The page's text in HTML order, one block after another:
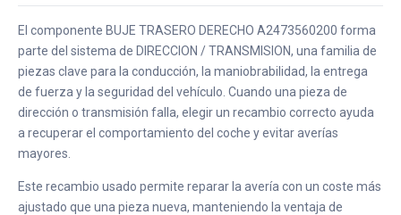
El componente BUJE TRASERO DERECHO A2473560200 forma
parte del sistema de DIRECCION / TRANSMISION, una familia de
piezas clave para la conducción, la maniobrabilidad, la entrega
de fuerza y la seguridad del vehículo. Cuando una pieza de
dirección o transmisión falla, elegir un recambio correcto ayuda
a recuperar el comportamiento del coche y evitar averías
mayores.
Este recambio usado permite reparar la avería con un coste más
ajustado que una pieza nueva, manteniendo la ventaja de